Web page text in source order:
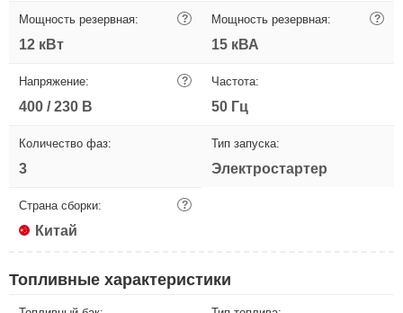
Мощность резервная: ?
12 кВт
Мощность резервная: ?
15 кВА
Напряжение: ?
400 / 230 В
Частота:
50 Гц
Количество фаз:
3
Тип запуска:
Электростартер
Страна сборки: ?
Китай
Топливные характеристики